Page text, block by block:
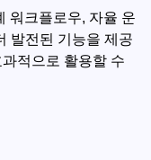
워크플로우, 자율 운
발전된 기능을 제공
적으로 활용할 수